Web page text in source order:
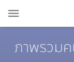
menu
ภาพรวม